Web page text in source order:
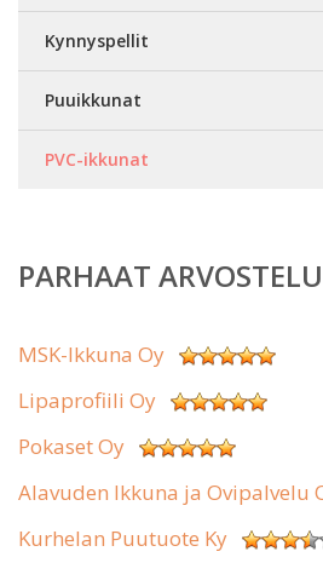
Kynnyspellit
Puuikkunat
PVC-ikkunat
PARHAAT
MSK-Ikkuna Oy
Lipaprofiili Oy
Pokaset Oy
Alavuden Ikkuna ja Ovipalvelu
Kurhelan Puutuote Ky